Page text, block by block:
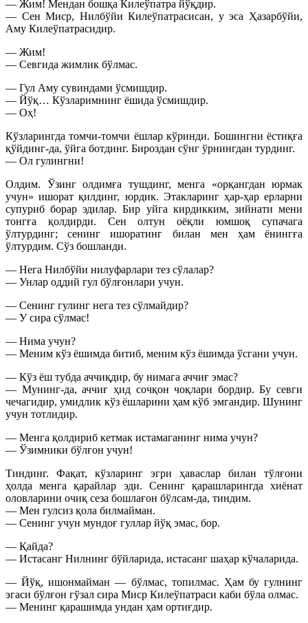
— Жим! Мендан бошқа Килеўпатра йўқдир.
— Сен Миср, Нилбўйи Килеўпатрасисан, у эса Ҳазарбўйи,
Аму Килеўпатрасидир.
— Жим!
— Севгида жимлик бўлмас.
— Гул Аму сувиндами ўсмишдир.
— Йўқ… Кўзларимнинг ёшида ўсмишдир.
— Оҳ!
Кўзларингда томчи-томчи ёшлар кўринди. Бошингни ёстиқға
қўйдинг-да, ўйга ботдинг. Бироздан сўнг ўрнингдан турдинг.
— Ол гулингни!
Олдим. Ўзинг олдимға тушдинг, менга «орқангдан юрмак
учун» ишорат қилдинг, юрдик. Этакларинг ҳар-ҳар ерларни
супуриб борар эдилар. Бир уйга кирдикким, зийнати мени
тонгға қолдирди. Сен олтун оёқли юмшоқ супачага
ўлтурдинг; сенинг ишоратинг билан мен ҳам ёнингға
ўлтурдим. Сўз бошланди.
— Нега Нилбўйи нилуфарлари тез сўлалар?
— Унлар оддий гул бўлғонлари учун.
— Сенинг гулинг нега тез сўлмайдир?
— У сира сўлмас!
— Нима учун?
— Меним кўз ёшимда битиб, меним кўз ёшимда ўсгани учун.
— Кўз ёш тубда аччиқдир, бу нимага аччиғ эмас?
— Мунинг-да, аччиғ ҳид сочқон чоқлари бордир. Бу севги
чечагидир, умидлик кўз ёшларини ҳам кўб эмгандир. Шунинг
учун тотлидир.
— Менга қолдириб кетмак истамаганинг нима учун?
— Ўзимники бўлғон учун!
Тиндинг. Фақат, кўзларинг эгри ҳаваслар билан тўлғони
ҳолда менга қарайлар эди. Сенинг қарашларингда хиёнат
оловларини очиқ сеза бошлағон бўлсам-да, тиндим.
— Мен гулсиз қола билмайман.
— Сенинг учун мундоғ гуллар йўқ эмас, бор.
— Қайда?
— Истасанг Нилнинг бўйларида, истасанг шаҳар кўчаларида.
— Йўқ, ишонмайман — бўлмас, топилмас. Ҳам бу гулнинг
эгаси бўлғон гўзал сира Миср Килеўпатраси каби бўла олмас.
— Менинг қарашимда ундан ҳам ортиғдир.